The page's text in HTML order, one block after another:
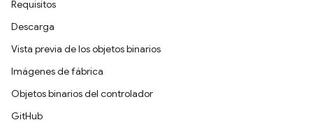
Requisitos
Descarga
Vista previa de los objetos binarios
Imágenes de fábrica
Objetos binarios del controlador
GitHub